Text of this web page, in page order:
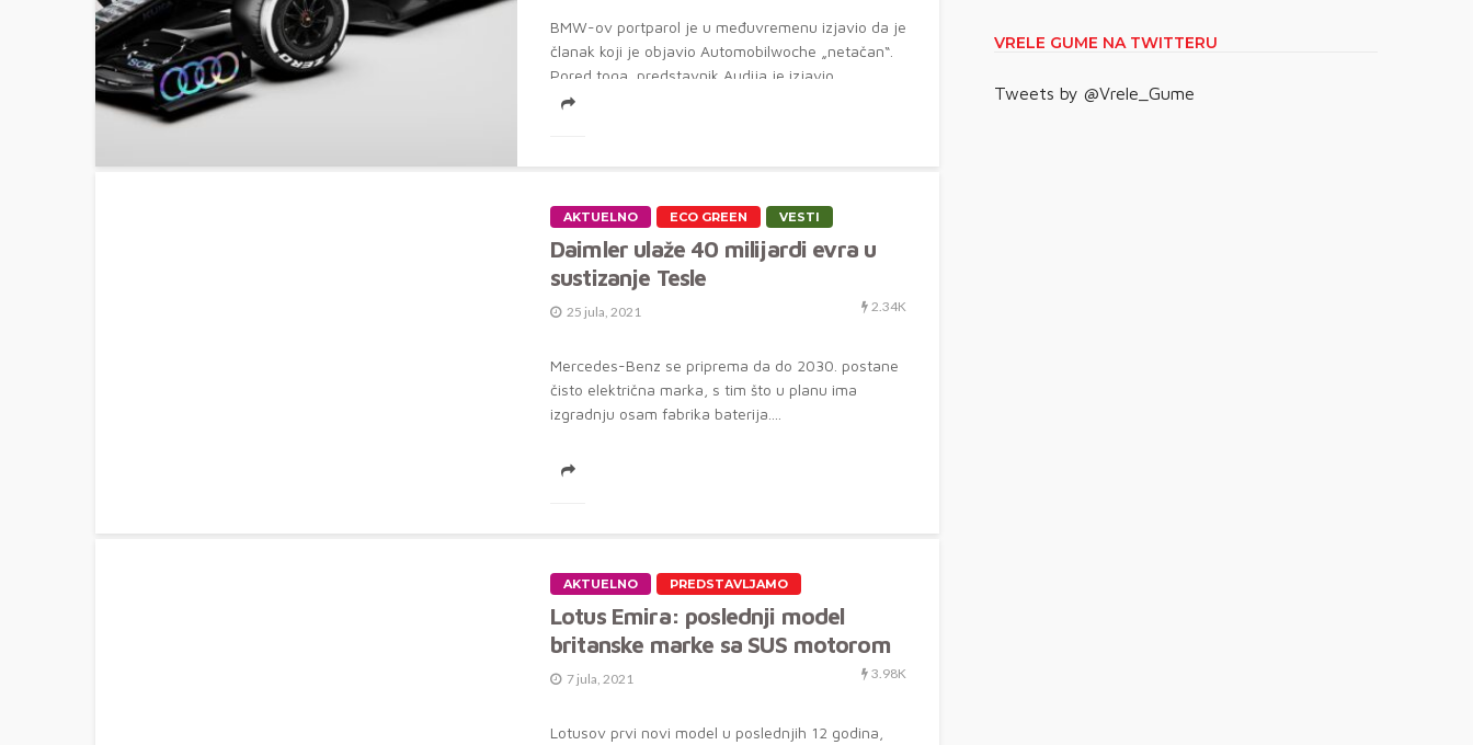
BMW-ov portparol je u međuvremenu izjavio da je
članak koji je objavio Automobilwoche „netačan“.
Pored toga, predstavnik Audija je izjavio...
AKTUELNO ECO GREEN VESTI
Daimler ulaže 40 milijardi evra u
sustizanje Tesle
25 jula, 2021 2.34K
Mercedes-Benz se priprema da do 2030. postane
čisto električna marka, s tim što u planu ima
izgradnju osam fabrika baterija....
AKTUELNO PREDSTAVLJAMO
Lotus Emira: poslednji model
britanske marke sa SUS motorom
7 jula, 2021 3.98K
Lotusov prvi novi model u poslednjih 12 godina,
VRELE GUME NA TWITTERU
Tweets by @Vrele_Gume